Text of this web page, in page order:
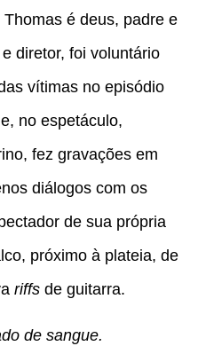
é deus, padre e
diretor, foi voluntário
vítimas no episódio
no espetáculo,
fez gravações em
diálogos com os
de sua própria
próximo à plateia, de
riffs de guitarra.
de sangue.